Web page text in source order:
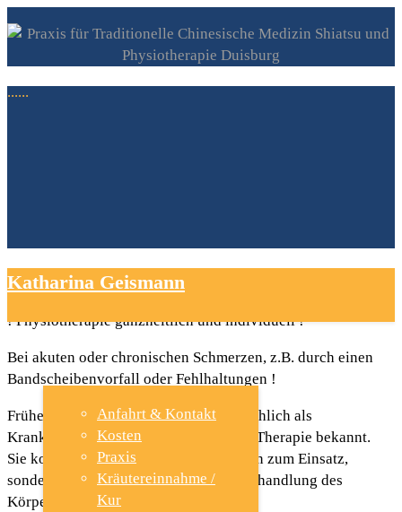
......
Katharina Geismann
Anfahrt & Kontakt
Kosten
Praxis
Kräutereinnahme /
Kur
Physiotherapie & mehr
! Physiotherapie ganzheitlich und individuell !
Bei akuten oder chronischen Schmerzen, z.B. durch einen
Bandscheibenvorfall oder Fehlhaltungen !
Früher war die Physiotherapie hauptsächlich als
Krankengymnastik bzw. physikalische Therapie bekannt.
Sie kommt jedoch nicht nur bei Kranken zum Einsatz,
sondern heißt im wörtlichen Sinne: “Behandlung des
Körpers”.